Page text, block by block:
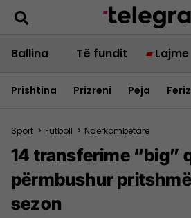
Ballina Të fundit Lajme
Prishtina Prizreni Peja
Sport > Futboll > Ndërkombëtare
14 transferime “big”
përmbushur
sezon